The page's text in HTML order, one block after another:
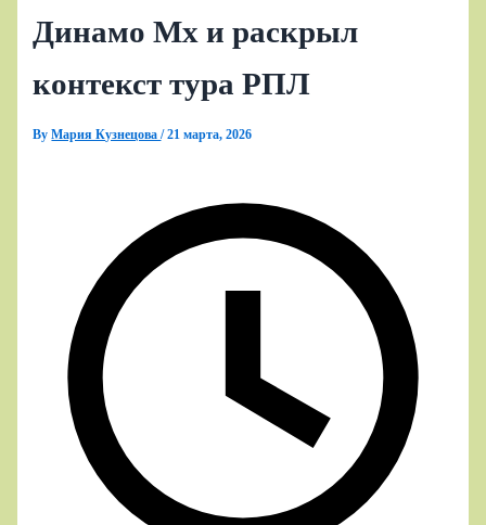
Динамо Мх и раскрыл
контекст тура РПЛ
ByМария Кузнецова/21 марта, 2026